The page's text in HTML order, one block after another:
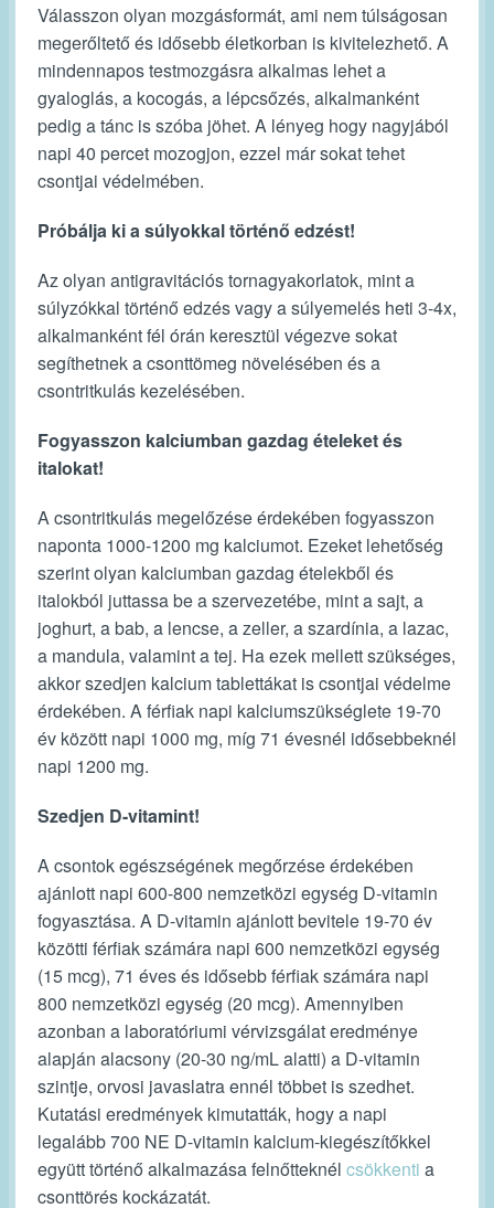
Válasszon olyan mozgásformát, ami nem túlságosan
megerőltető és idősebb életkorban is kivitelezhető. A
mindennapos testmozgásra alkalmas lehet a
gyaloglás, a kocogás, a lépcsőzés, alkalmanként
pedig a tánc is szóba jöhet. A lényeg hogy nagyjából
napi 40 percet mozogjon, ezzel már sokat tehet
csontjai védelmében.
Próbálja ki a súlyokkal történő edzést!
Az olyan antigravitációs tornagyakorlatok, mint a
súlyzókkal történő edzés vagy a súlyemelés heti 3-4x,
alkalmanként fél órán keresztül végezve sokat
segíthetnek a csonttömeg növelésében és a
csontritkulás kezelésében.
Fogyasszon kalciumban gazdag ételeket és
italokat!
A csontritkulás megelőzése érdekében fogyasszon
naponta 1000-1200 mg kalciumot. Ezeket lehetőség
szerint olyan kalciumban gazdag ételekből és
italokból juttassa be a szervezetébe, mint a sajt, a
joghurt, a bab, a lencse, a zeller, a szardínia, a lazac,
a mandula, valamint a tej. Ha ezek mellett szükséges,
akkor szedjen kalcium tablettákat is csontjai védelme
érdekében. A férfiak napi kalciumszükséglete 19-70
év között napi 1000 mg, míg 71 évesnél idősebbeknél
napi 1200 mg.
Szedjen D-vitamint!
A csontok egészségének megőrzése érdekében
ajánlott napi 600-800 nemzetközi egység D-vitamin
fogyasztása. A D-vitamin ajánlott bevitele 19-70 év
közötti férfiak számára napi 600 nemzetközi egység
(15 mcg), 71 éves és idősebb férfiak számára napi
800 nemzetközi egység (20 mcg). Amennyiben
azonban a laboratóriumi vérvizsgálat eredménye
alapján alacsony (20-30 ng/mL alatti) a D-vitamin
szintje, orvosi javaslatra ennél többet is szedhet.
Kutatási eredmények kimutatták, hogy a napi
legalább 700 NE D-vitamin kalcium-kiegészítőkkel
együtt történő alkalmazása felnőtteknél csökkenti a
csonttörés kockázatát.